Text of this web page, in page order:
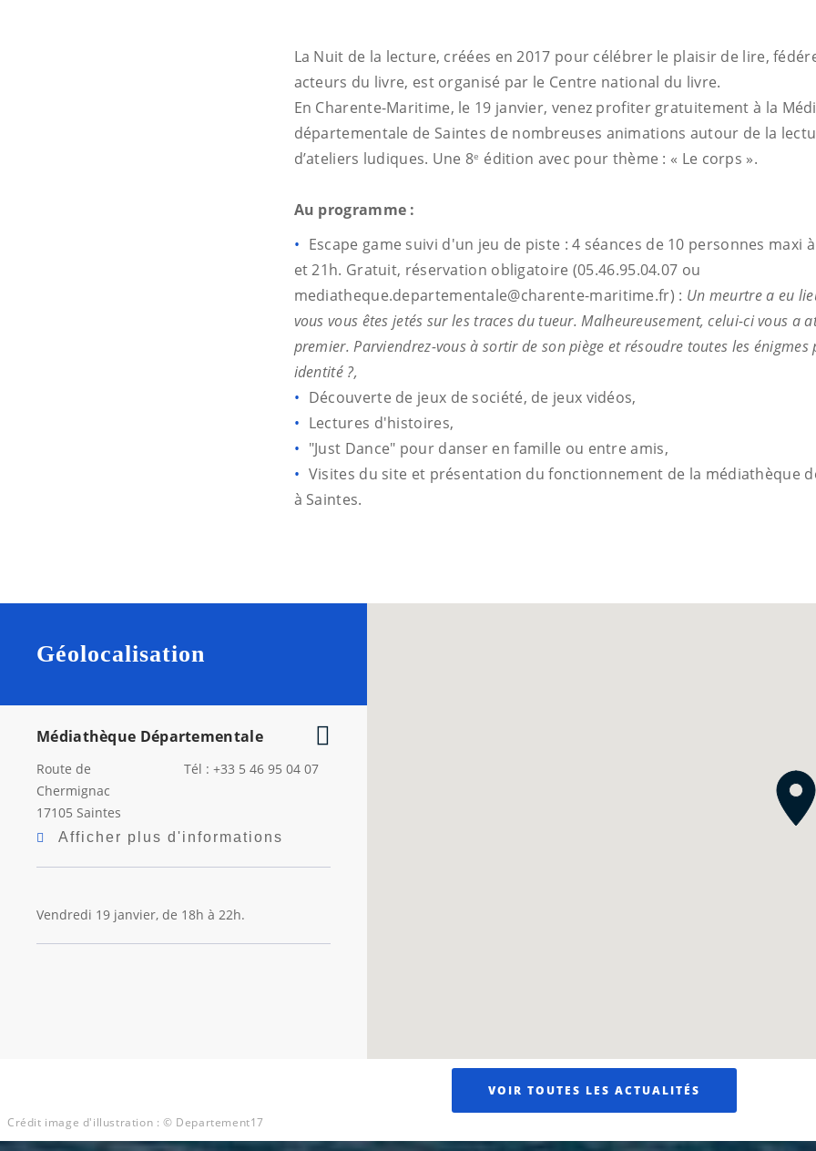
La Nuit de la lecture, créées en 2017 pour célébrer le plaisir de lire,
acteurs du livre, est organisé par le Centre national du livre.
En Charente-Maritime, le 19 janvier, venez profiter gratuitement à la
départementale de Saintes de nombreuses animations autour de la
d’ateliers ludiques. Une 8e édition avec pour thème : « Le corps ».
Au programme :
Escape game suivi d'un jeu de piste : 4 séances de 10 personnes maxi
et 21h. Gratuit, réservation obligatoire (05.46.95.04.07 ou
mediatheque.departementale@charente-maritime.fr) : Un meurtre a eu
vous vous êtes jetés sur les traces du tueur. Malheureusement, celui-ci vous a
premier. Parviendrez-vous à sortir de son piège et résoudre toutes les
identité ?,
Découverte de jeux de société, de jeux vidéos,
Lectures d'histoires,
"Just Dance" pour danser en famille ou entre amis,
Visites du site et présentation du fonctionnement de la médiathèque
à Saintes.
Géolocalisation
Médiathèque Départementale
Route de
Chermignac
17105 Saintes
Tél : +33 5 46 95 04 07
Afficher plus d'informations
Vendredi 19 janvier, de 18h à 22h.
VOIR TOUTES LES ACTUALITÉS
Crédit image d'illustration : © Departement17